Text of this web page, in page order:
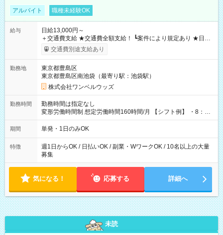
アルバイト 職種未経験OK
給与
日給13,000円～
＋交通費支給 ★交通費全額支給！ ┗案件により規定あり ★日払
いOK！（規定あり） ┗働いたその日に現金GET♪ お仕事後はコ
ンビニATMから 日払い分を引き落とせます！ 【試用期間】試
交通費別途支給あり
勤務地
東京都豊島区
東京都豊島区南池袋（最寄り駅：池袋駅）
株式会社ワンベルウッズ
勤務時間
勤務時間は指定なし
変形労働時間制 想定労働時間160時間/月 【シフト例】 ・8：00
～21：00
期間 単発・1日のみOK
特徴
週1日からOK / 日払いOK / 副業・WワークOK / 10名以上の大量
募集
気になる！ 応募する 詳細へ
未読